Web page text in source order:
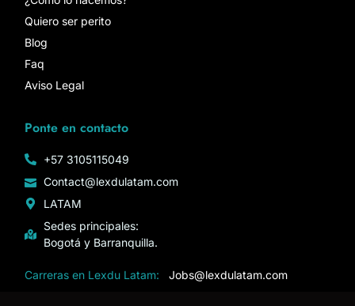
Quiero ser perito
Blog
Faq
Aviso Legal
Ponte en contacto
+57 3105115049
Contact@lexdulatam.com
LATAM
Sedes principales:
Bogotá y Barranquilla.
Carreras en Lexdu Latam: Jobs@lexdulatam.com